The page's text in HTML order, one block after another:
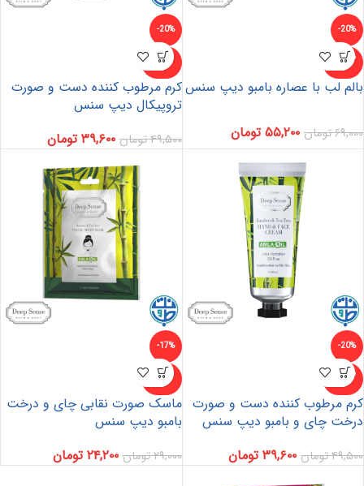
-20%
ناموجو
د
بالم لب با عصاره بامبو دیپ سنس
۶۹,۰۰۰تومان ۵۵,۲۰۰ تومان
-20%
ناموجو
د
کرم مرطوب کننده دست و صورت
تروپیکال دیپ سنس
۴۹,۵۰۰تومان ۳۹,۶۰۰ تومان
-20%
ناموجو
د
کرم مرطوب کننده دست و صورت
درخت چای و بامبو دیپ سنس
۴۹,۵۰۰تومان ۳۹,۶۰۰ تومان
-17%
ناموجو
د
ماسک صورت نقابی چای و درخت
بامبو دیپ سنس
۲۹,۰۰۰تومان ۲۴,۲۰۰ تومان